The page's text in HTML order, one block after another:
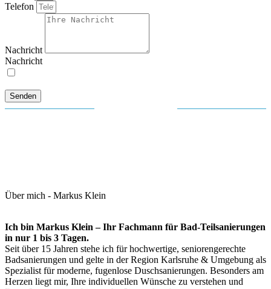
Telefon
Nachricht
Nachricht
Senden
BEKANNT AUS
Über mich - Markus Klein
Ich bin Markus Klein – Ihr Fachmann für Bad-Teilsanierungen
in nur 1 bis 3 Tagen.
Seit über 15 Jahren stehe ich für hochwertige, seniorengerechte
Badsanierungen und gelte in der Region Karlsruhe & Umgebung als
Spezialist für moderne, fugenlose Duschsanierungen. Besonders am
Herzen liegt mir, Ihre individuellen Wünsche zu verstehen und